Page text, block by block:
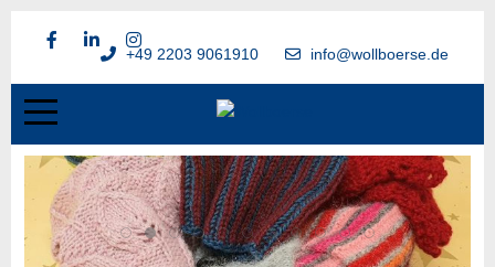
+49 2203 9061910 info@wollboerse.de